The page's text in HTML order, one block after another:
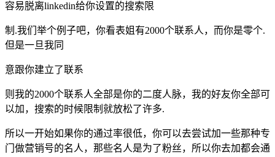
容易脱离linkedin给你设置的搜索限
制.我们举个例子吧，你看表姐有2000个联系人，而你是零个.
但是一旦我同
意跟你建立了联系
则我的2000个联系人全部是你的二度人脉，我的好友你全部可
以加，搜索的时候限制就放松了许多.
所以一开始如果你的通过率很低，你可以去尝试加一些那种专
门做营销号的名人，那些名人是为了粉丝，所以你去加都会通